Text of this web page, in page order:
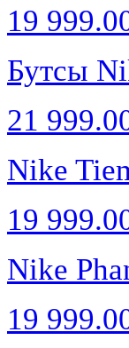
19
Бутсы
21
Nike
19
Nike
19